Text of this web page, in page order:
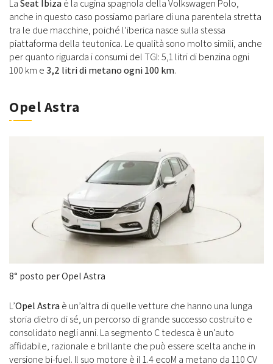
LaSeat Ibizaè la cugina spagnola della Volkswagen Polo,
anche in questo caso possiamo parlare di una parentela stretta
tra le due macchine, poiché l’iberica nasce sulla stessa
piattaforma della teutonica. Le qualità sono molto simili, anche
per quanto riguarda i consumi del TGI: 5,1 litri di benzina ogni
100 km e3,2 litri di metano ogni 100 km.
Opel Astra
8° posto per Opel Astra
L’Opel Astraè un’altra di quelle vetture che hanno una lunga
storia dietro di sé, un percorso di grande successo costruito e
consolidato negli anni. La segmento C tedesca è un’auto
affidabile, razionale e brillante che può essere scelta anche in
versione bi-fuel. Il suo motore è il 1.4 ecoM a metano da 110 CV